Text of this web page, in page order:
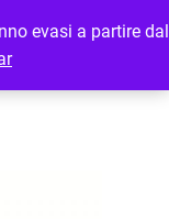
evasi a partire dal
LOGIN